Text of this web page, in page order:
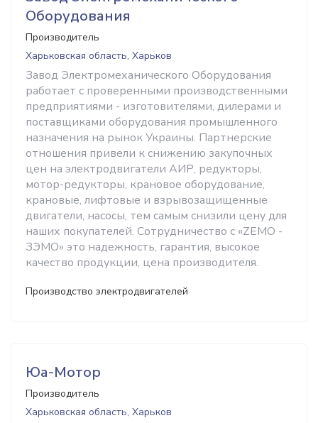
Оборудования
Производитель
Харьковская область, Харьков
Завод Электромеханического Оборудования
работает с проверенными производственными
предприятиями - изготовителями, дилерами и
поставщиками оборудования промышленного
назначения на рынок Украины. Партнерские
отношения привели к снижению закупочных
цен на электродвигатели АИР, редукторы,
мотор-редукторы, крановое оборудование,
крановые, лифтовые и взрывозащищенные
двигатели, насосы, тем самым снизили цену для
наших покупателей. Сотрудничество с «ZEMO -
ЗЭМО» это надежность, гарантия, высокое
качество продукции, цена производителя.
Производство электродвигателей
Юа-Мотор
Производитель
Харьковская область, Харьков